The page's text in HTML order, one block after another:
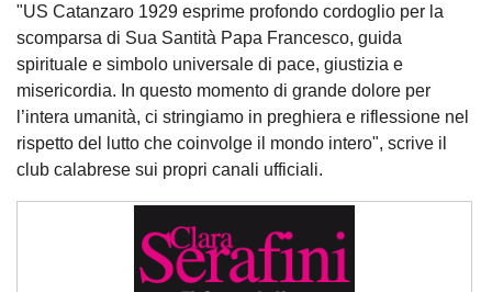
"US Catanzaro 1929 esprime profondo cordoglio per la
scomparsa di Sua Santità Papa Francesco, guida
spirituale e simbolo universale di pace, giustizia e
misericordia. In questo momento di grande dolore per
l’intera umanità, ci stringiamo in preghiera e riflessione nel
rispetto del lutto che coinvolge il mondo intero", scrive il
club calabrese sui propri canali ufficiali.